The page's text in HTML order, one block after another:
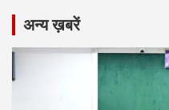
अन्य ख़बरें